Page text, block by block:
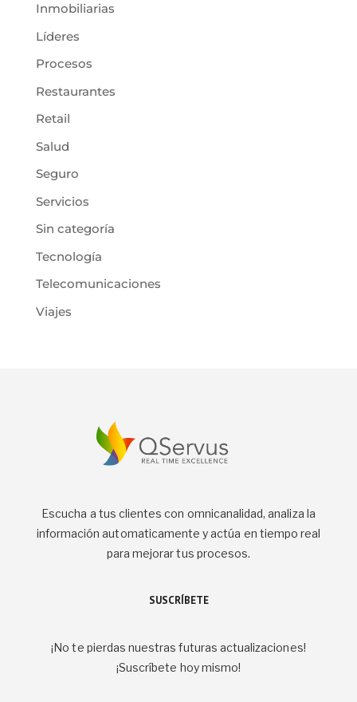
Inmobiliarias
Líderes
Procesos
Restaurantes
Retail
Salud
Seguro
Servicios
Sin categoría
Tecnología
Telecomunicaciones
Viajes
Escucha a tus clientes con omnicanalidad, analiza la
información automaticamente y actúa en tiempo real
para mejorar tus procesos.
SUSCRÍBETE
¡No te pierdas nuestras futuras actualizaciones!
¡Suscríbete hoy mismo!